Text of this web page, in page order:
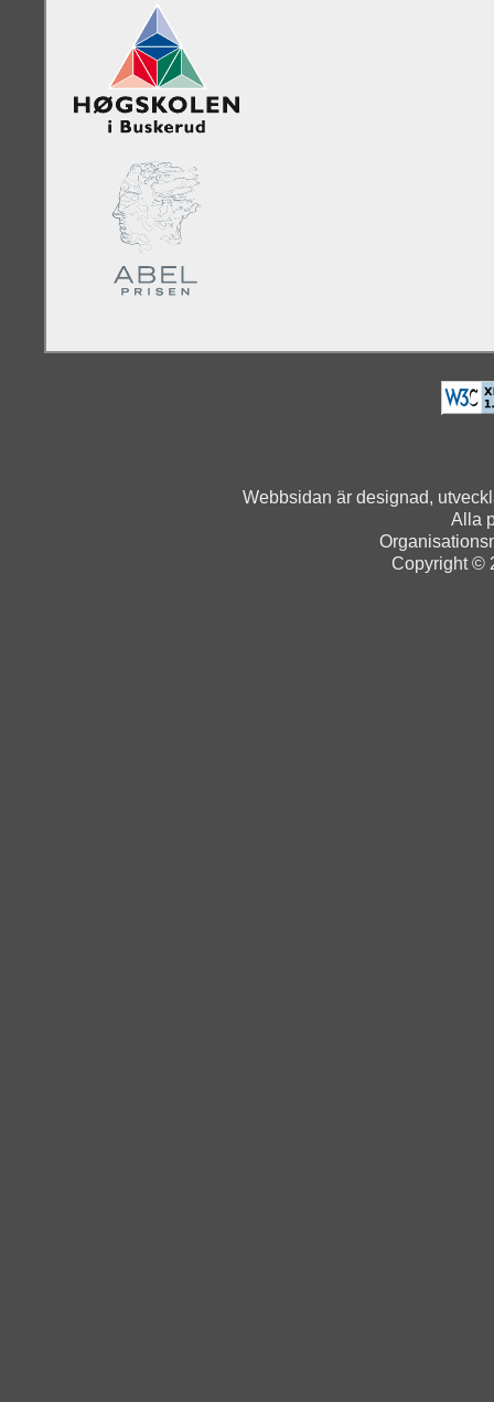
Webbsidan är designad,
Alla
Copyright ©